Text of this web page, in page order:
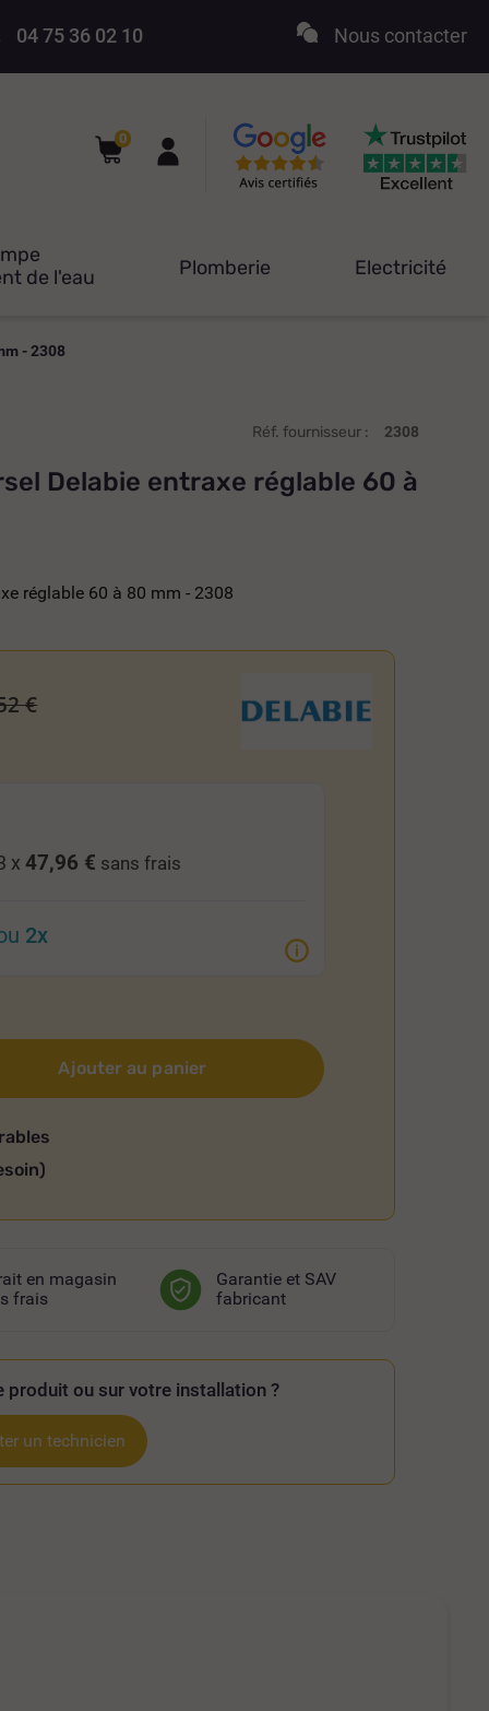
04 75 36 02 10 Nous contacter
0
de l'eau
Plomberie Electricité
- 2308
Réf. fournisseur : 2308
Delabie entraxe réglable 60 à
réglable 60 à 80 mm - 2308
€
x47,96 € sans frais
2x
Ajouter au panier
en magasin
frais
Garantie et SAV
fabricant
produit ou sur votre installation ?
un technicien